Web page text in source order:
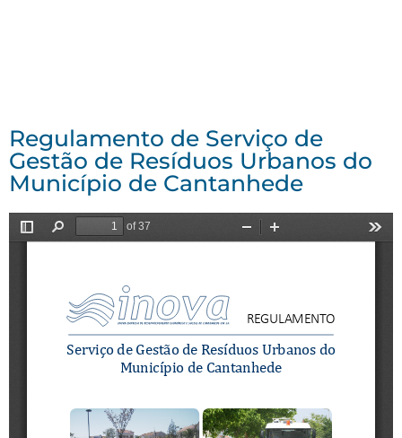
Regulamento de Serviço de
Gestão de Resíduos Urbanos do
Município de Cantanhede